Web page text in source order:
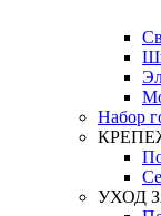
Набор
УХОД